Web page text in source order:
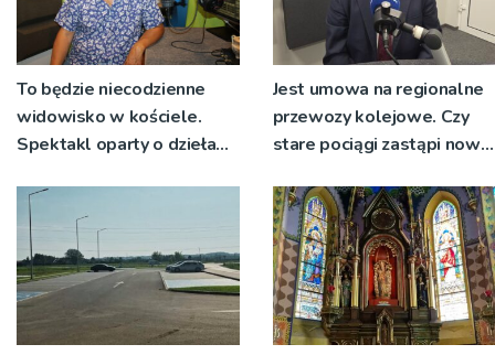
To będzie niecodzienne
widowisko w kościele.
Spektakl oparty o dzieła
Jest umowa na regionalne
przewozy kolejowe. Czy
stare pociągi zastąpi nowy